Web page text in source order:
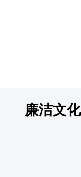
廉洁文化